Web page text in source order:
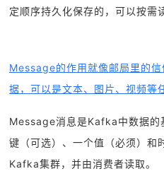
定顺序持久化保存的，可以按需
Message的作用就像邮局里的
据，可以是文本、图片、视频等
Message消息是Kafka中数据的
键（可选）、一个值（必须）和
Kafka集群，并由消费者读取。